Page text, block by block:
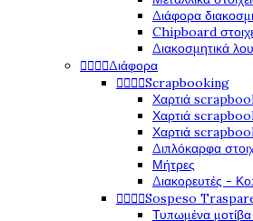
Διάφορα
Chipboard
Διακοσμητικά
Διάφορα
Scrapbooking
Χαρτιά
Χαρτιά
Χαρτιά
Διπλόκαρφα
Μήτρες
Διακορευτές -
Sospeso
Τυπωμένα